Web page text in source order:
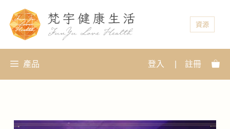
資源
產品 登入 註冊